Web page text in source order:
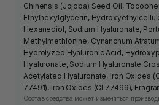
Chinensis (Jojoba) Seed Oil,
Ethylhexylglycerin,
Hexanediol, Sodium Hyaluronate,
Methylmethionine, Cynanchum
Hydrolyzed Hyaluronic Acid,
Hyaluronate, Sodium Hyaluronate
Acetylated Hyaluronate, Iron Oxides
77491), Iron Oxides (CI 77499),
Состав средства может изменяться